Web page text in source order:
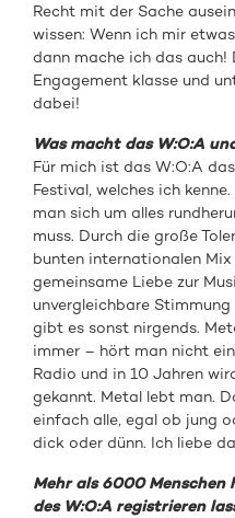
Recht mit der Sache
wissen: Wenn ich mir
dann mache ich das
Engagement klasse und
dabei!
Was macht das W:O:A
Für mich ist das W:O:A
Festival, welches ich
man sich um alles
muss. Durch die große
bunten internationalen
gemeinsame Liebe zur
unvergleichbare
gibt es sonst nirgends.
immer – hört man nicht
Radio und in 10 Jahren
gekannt. Metal lebt man.
einfach alle, egal ob jung
dick oder dünn. Ich liebe
Mehr als 6000 Menschen
des W:O:A registrieren